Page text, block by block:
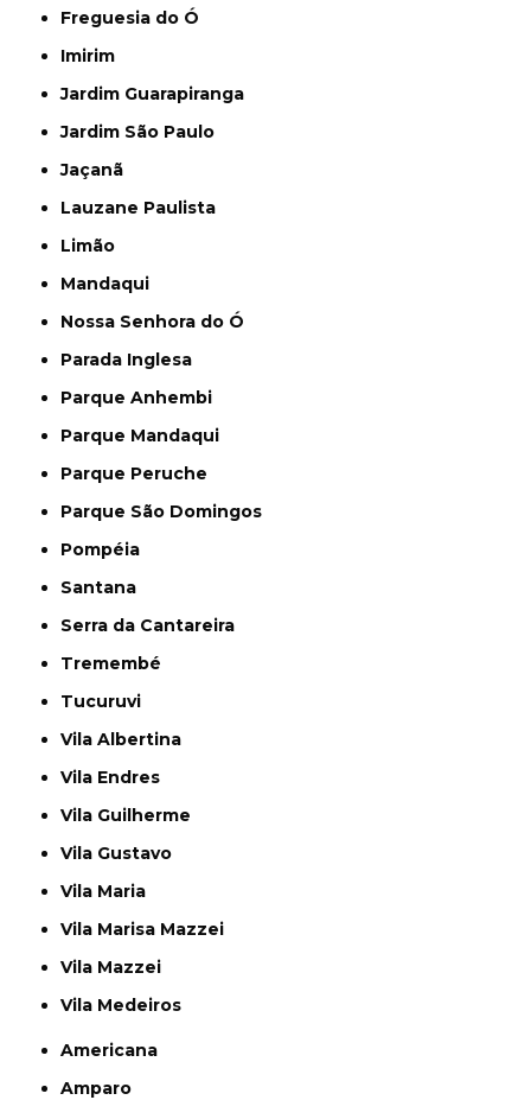
Freguesia do Ó
Imirim
Jardim Guarapiranga
Jardim São Paulo
Jaçanã
Lauzane Paulista
Limão
Mandaqui
Nossa Senhora do Ó
Parada Inglesa
Parque Anhembi
Parque Mandaqui
Parque Peruche
Parque São Domingos
Pompéia
Santana
Serra da Cantareira
Tremembé
Tucuruvi
Vila Albertina
Vila Endres
Vila Guilherme
Vila Gustavo
Vila Maria
Vila Marisa Mazzei
Vila Mazzei
Vila Medeiros
Americana
Amparo